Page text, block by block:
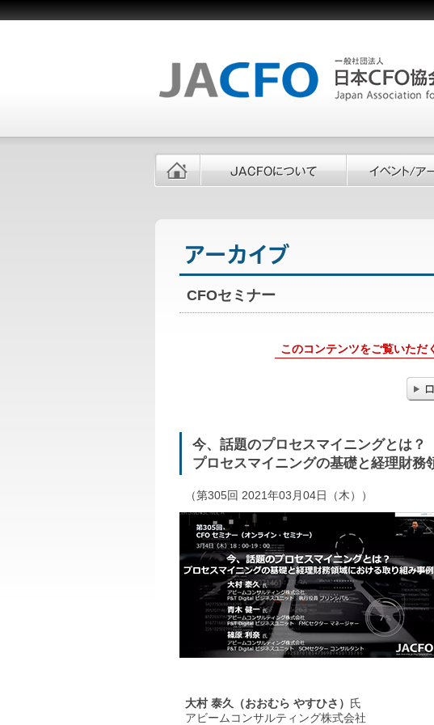
CFOセミナー
このコンテンツをご覧いただ
今、話題のプロセスマイニングとは？
プロセスマイニングの基礎と経理財務
（第305回 2021年03月04日（木））
大村 泰久（おおむら やすひさ） 氏
アビームコンサルティング株式会社